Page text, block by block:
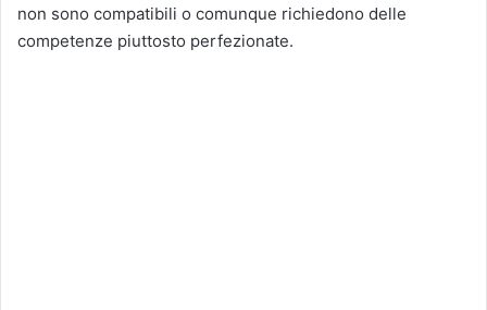
non sono compatibili o comunque richiedono delle
competenze piuttosto perfezionate.